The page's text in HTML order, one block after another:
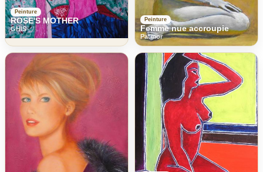
Peinture
ROSE'S MOTHER
GHIS
Peinture
Femme nue accroupie
Patmor